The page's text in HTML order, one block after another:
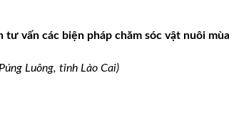
tư vấn các biện pháp chăm sóc vật nuôi
Luông, tỉnh Lào Cai)